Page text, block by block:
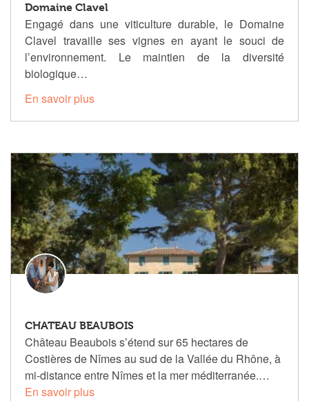
Domaine Clavel
Engagé dans une viticulture durable, le Domaine
Clavel travaille ses vignes en ayant le souci de
l’environnement. Le maintien de la diversité
biologique…
En savoir plus
CHATEAU BEAUBOIS
Château Beaubois s’étend sur 65 hectares de
Costières de Nîmes au sud de la Vallée du Rhône, à
mi-distance entre Nîmes et la mer méditerranée.…
En savoir plus